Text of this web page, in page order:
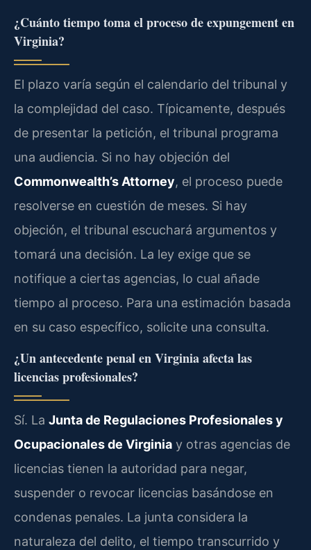
¿Cuánto tiempo toma el proceso de expungement en
Virginia?
El plazo varía según el calendario del tribunal y
la complejidad del caso. Típicamente, después
de presentar la petición, el tribunal programa
una audiencia. Si no hay objeción del
Commonwealth’s Attorney, el proceso puede
resolverse en cuestión de meses. Si hay
objeción, el tribunal escuchará argumentos y
tomará una decisión. La ley exige que se
notifique a ciertas agencias, lo cual añade
tiempo al proceso. Para una estimación basada
en su caso específico, solicite una consulta.
¿Un antecedente penal en Virginia afecta las
licencias profesionales?
Sí. La Junta de Regulaciones Profesionales y
Ocupacionales de Virginia y otras agencias de
licencias tienen la autoridad para negar,
suspender o revocar licencias basándose en
condenas penales. La junta considera la
naturaleza del delito, el tiempo transcurrido y